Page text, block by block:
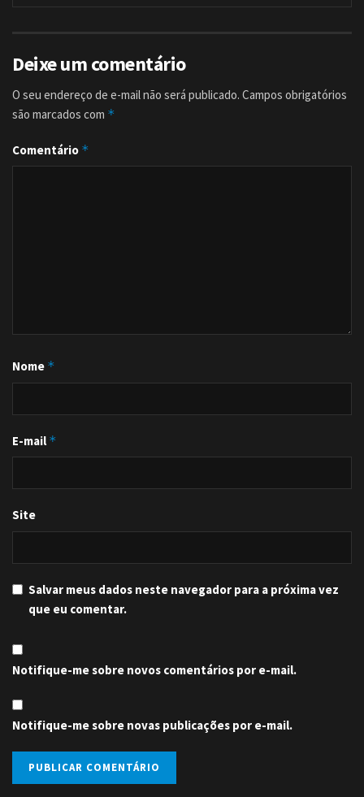
Deixe um comentário
O seu endereço de e-mail não será publicado. Campos obrigatórios
são marcados com *
Comentário *
Nome *
E-mail *
Site
Salvar meus dados neste navegador para a próxima vez
que eu comentar.
Notifique-me sobre novos comentários por e-mail.
Notifique-me sobre novas publicações por e-mail.